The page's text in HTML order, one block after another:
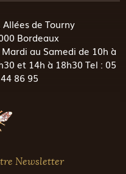
Allées de Tourny
Bordeaux
Mardi au Samedi de 10h à
et 14h à 18h30 Tel : 05
86 95
Newsletter